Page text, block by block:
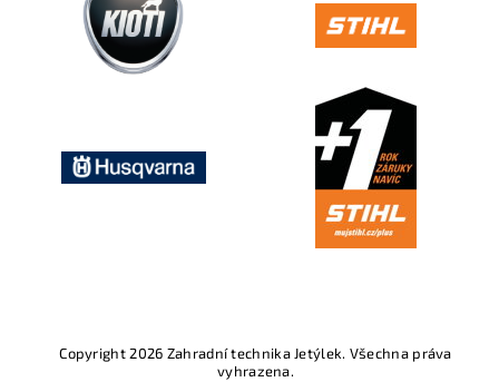
Copyright 2026 Zahradní technika Jetýlek. Všechna práva
vyhrazena.